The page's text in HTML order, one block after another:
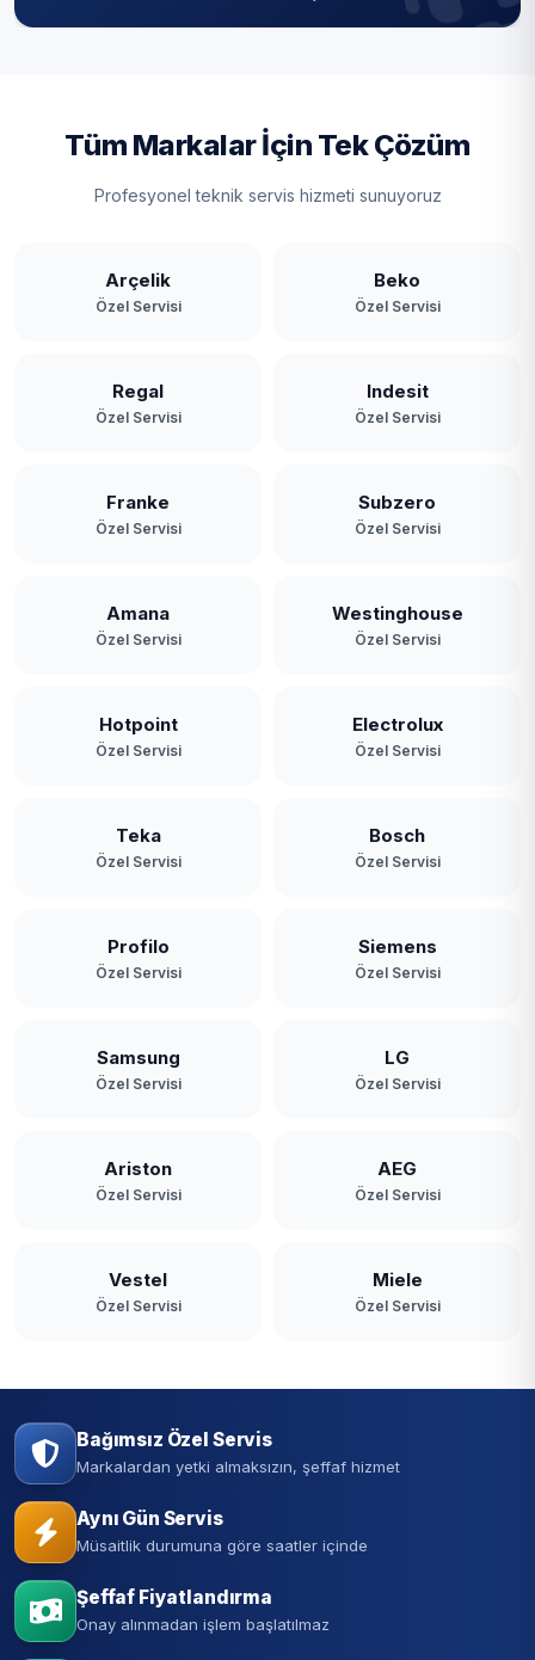
Tüm Markalar İçin Tek Çözüm
Profesyonel teknik servis hizmeti sunuyoruz
Arçelik
Özel Servisi
Beko
Özel Servisi
Regal
Özel Servisi
Indesit
Özel Servisi
Franke
Özel Servisi
Subzero
Özel Servisi
Amana
Özel Servisi
Westinghouse
Özel Servisi
Hotpoint
Özel Servisi
Electrolux
Özel Servisi
Teka
Özel Servisi
Bosch
Özel Servisi
Profilo
Özel Servisi
Siemens
Özel Servisi
Samsung
Özel Servisi
LG
Özel Servisi
Ariston
Özel Servisi
AEG
Özel Servisi
Vestel
Özel Servisi
Miele
Özel Servisi
Bağımsız Özel Servis
Markalardan yetki almaksızın, şeffaf hizmet
Aynı Gün Servis
Müsaitlik durumuna göre saatler içinde
Şeffaf Fiyatlandırma
Onay alınmadan işlem başlatılmaz